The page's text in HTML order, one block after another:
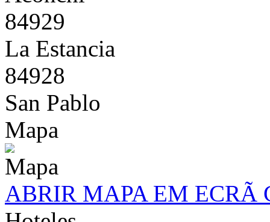
84929
La Estancia
84928
San Pablo
Mapa
ABRIR MAPA EM ECRÃ